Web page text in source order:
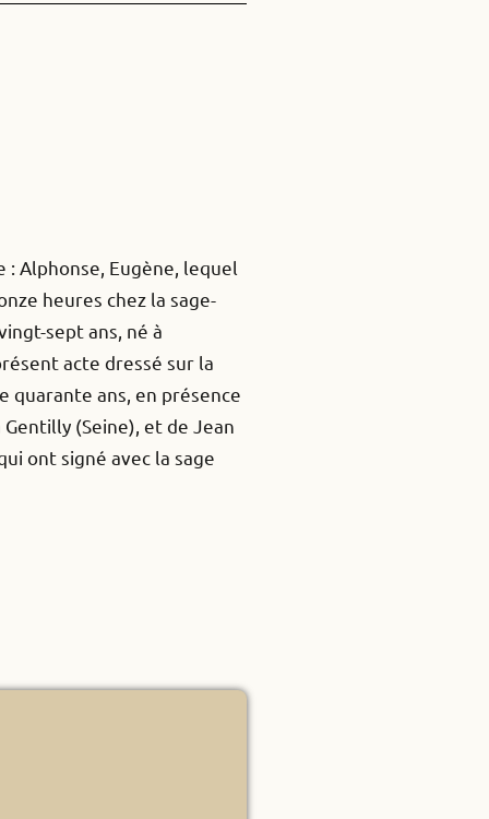
Alphonse, Eugène, lequel
heures chez la sage-
sept ans, né à
acte dressé sur la
quarante ans, en présence
(Seine), et de Jean
ont signé avec la sage